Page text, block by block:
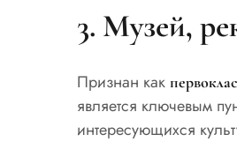
3. Музей,
Признан как
является ключевым
интересующихся